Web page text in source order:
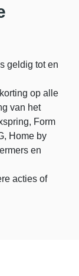
geldig tot en
op alle
van het
Form
Home by
en
acties of